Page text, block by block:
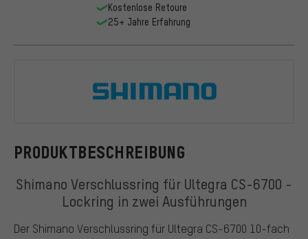
PRODUKTBESCHREIBUNG
Shimano Verschlussring für Ultegra CS-6700 -
Lockring in zwei Ausführungen
Der Shimano Verschlussring für Ultegra CS-6700 10-fach
Kostenlose Retoure
25+ Jahre Erfahrung
Shimano